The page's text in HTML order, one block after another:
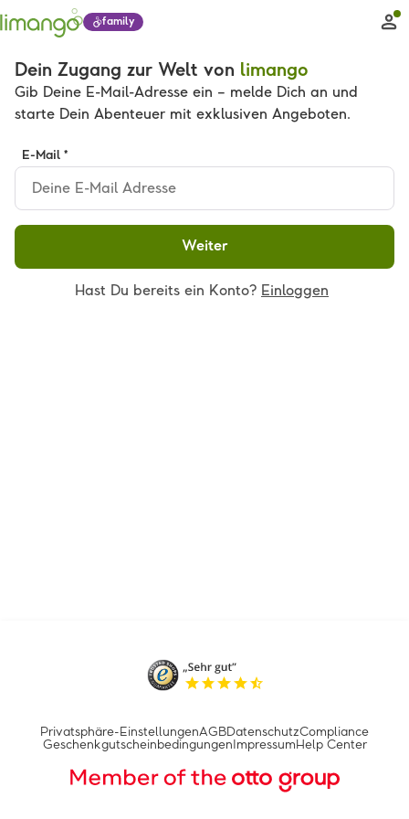
family
Dein Zugang zur Welt von limango
Gib Deine E-Mail-Adresse ein – melde Dich an und
starte Dein Abenteuer mit exklusiven Angeboten.
E-Mail *
Weiter
Hast Du bereits ein Konto? Einloggen
Privatsphäre-EinstellungenAGBDatenschutzCompliance
Geschenkgutscheinbedingungen Impressum Help Center